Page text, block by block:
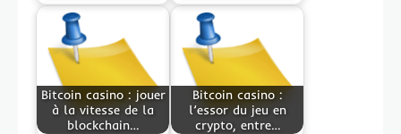
Bitcoin casino : jouer
à la vitesse de la
blockchain…
Bitcoin casino :
l’essor du jeu en
crypto, entre…